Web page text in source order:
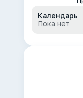
Календарь
Пока нет